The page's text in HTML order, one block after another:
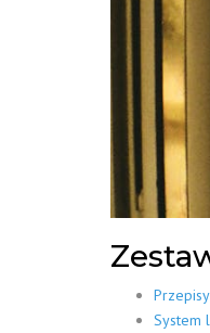
System